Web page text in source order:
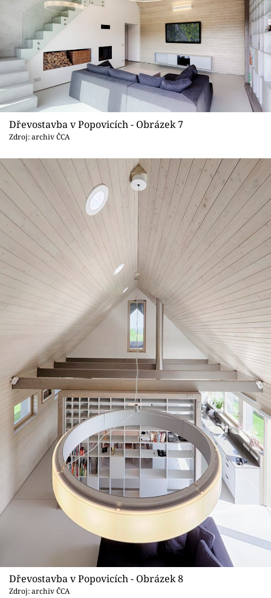
Dřevostavba v Popovicích - Obrázek 7
Zdroj: archiv ČCA
Dřevostavba v Popovicích - Obrázek 8
Zdroj: archiv ČCA